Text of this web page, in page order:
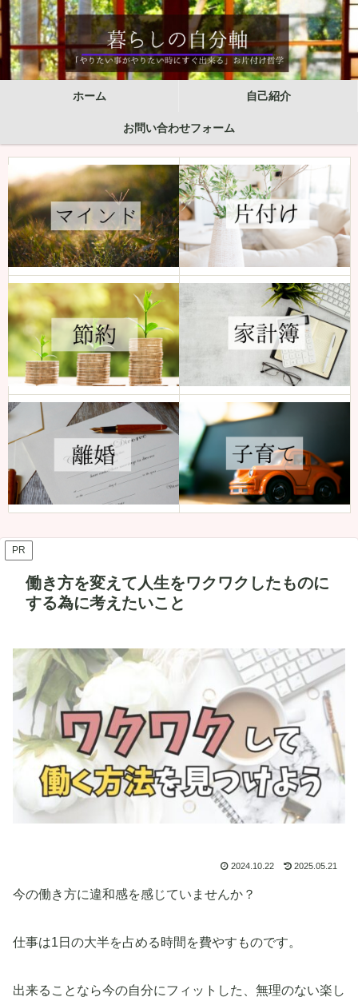
ホーム 自己紹介
お問い合わせフォーム
PR
働き方を変えて人生をワクワクしたものに
する為に考えたいこと
2024.10.22 2025.05.21
今の働き方に違和感を感じていませんか？
仕事は1日の大半を占める時間を費やすものです。
出来ることなら今の自分にフィットした、無理のない楽し